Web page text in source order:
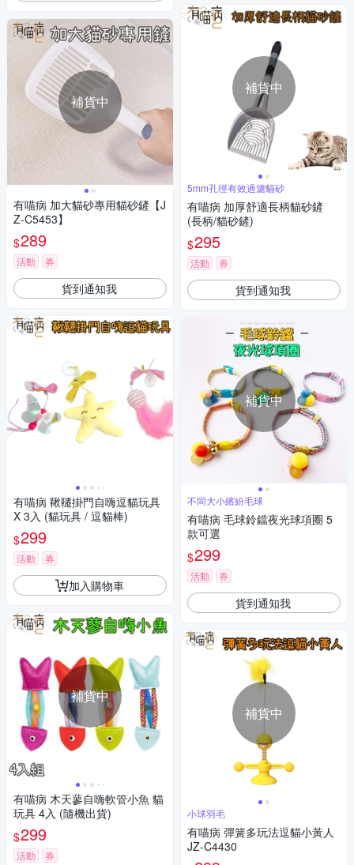
補貨中
有喵病 加大貓砂專用貓砂鏟【J
Z-C5453】
$289
活動 券
貨到通知我
有喵病 鞦韆掛門自嗨逗貓玩具
X 3入 (貓玩具 / 逗貓棒)
$299
活動 券
加入購物車
補貨中
有喵病 木天蓼自嗨軟管小魚 貓
玩具 4入 (隨機出貨)
$299
活動 券
補貨中
5mm孔徑有效過濾貓砂
有喵病 加厚舒適長柄貓砂鏟
(長柄/貓砂鏟)
$295
活動 券
貨到通知我
補貨中
不同大小繽紛毛球
有喵病 毛球鈴鐺夜光球項圈 5
款可選
$299
活動 券
貨到通知我
補貨中
小球羽毛
有喵病 彈簧多玩法逗貓小黃人
JZ-C4430